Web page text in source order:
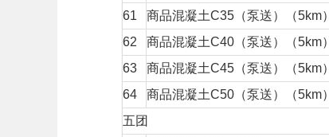
61
商品混凝土C35（泵送）（5km）
62
商品混凝土C40（泵送）（5km）
63
商品混凝土C45（泵送）（5km）
64
商品混凝土C50（泵送）（5km）
五团